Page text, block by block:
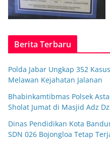
Berita Terbaru
Polda Jabar Ungkap 352
Melawan Kejahatan Jalanan
Bhabinkamtibmas Polsek
Sholat Jumat di Masjid Adz
Dinas Pendidikan Kota
SDN 026 Bojongloa Tetap